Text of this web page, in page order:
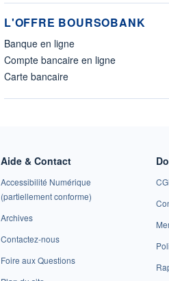
L'OFFRE BOURSOBANK
Banque en ligne
Compte bancaire en ligne
Carte bancaire
Aide & Contact
Accessibilité Numérique
(partiellement conforme)
Archives
Contactez-nous
Foire aux Questions